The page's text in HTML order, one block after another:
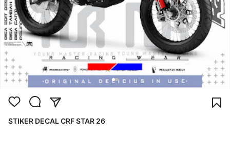
STIKER DECAL CRF STAR 26